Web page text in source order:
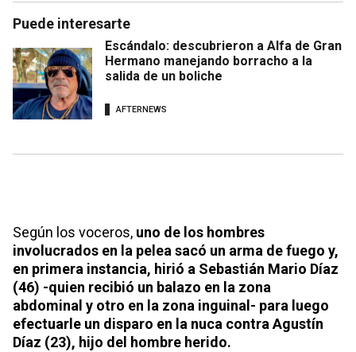
Puede interesarte
Escándalo: descubrieron a Alfa de Gran
Hermano manejando borracho a la
salida de un boliche
AFTERNEWS
Según los voceros, uno de los hombres
involucrados en la pelea sacó un arma de fuego y,
en primera instancia, hirió a Sebastián Mario Díaz
(46) -quien recibió un balazo en la zona
abdominal y otro en la zona inguinal- para luego
efectuarle un disparo en la nuca contra Agustín
Díaz (23), hijo del hombre herido.